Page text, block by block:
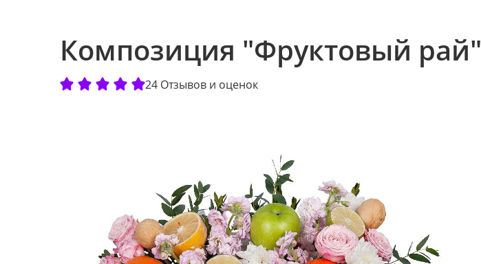
Композиция "Фруктовый рай"
24 Отзывов и оценок